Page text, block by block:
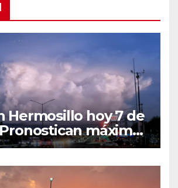
Hermosillo hoy 7 de
máxima
sensación térmica
de lluvia